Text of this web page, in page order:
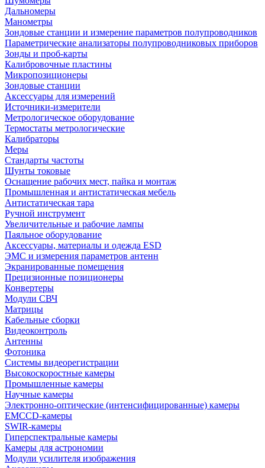
Дальномеры
Манометры
Зондовые станции и измерение параметров полупроводников
Параметрические анализаторы полупроводниковых приборов
Зонды и проб-карты
Калибровочные пластины
Микропозиционеры
Зондовые станции
Аксессуары для измерений
Источники-измерители
Метрологическое оборудование
Термостаты метрологические
Калибраторы
Меры
Стандарты частоты
Шунты токовые
Оснащение рабочих мест, пайка и монтаж
Промышленная и антистатическая мебель
Антистатическая тара
Ручной инструмент
Увеличительные и рабочие лампы
Паяльное оборудование
Аксессуары, материалы и одежда ESD
ЭМС и измерения параметров антенн
Экранированные помещения
Прецизионные позиционеры
Конвертеры
Модули СВЧ
Матрицы
Кабельные сборки
Видеоконтроль
Антенны
Фотоника
Cистемы видеорегистрации
Высокоскоростные камеры
Промышленные камеры
Научные камеры
Электронно-оптические (интенсифицированные) камеры
EMCCD-камеры
SWIR-камеры
Гиперспектральные камеры
Камеры для астрономии
Модули усилителя изображения